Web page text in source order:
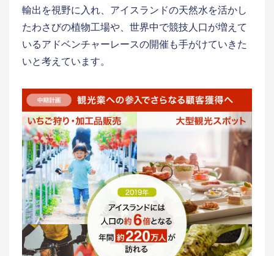
輸出を視野に入れ、アイスランドの天然水を活かし
たわさびの植物工場や、世界中で競技人口が増えて
いるアドベンチャーレースの開催も手がけていきた
いと考えています。